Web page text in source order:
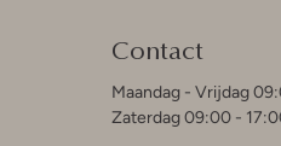
Contact
Maandag - Vrijdag
Zaterdag 09:00 -